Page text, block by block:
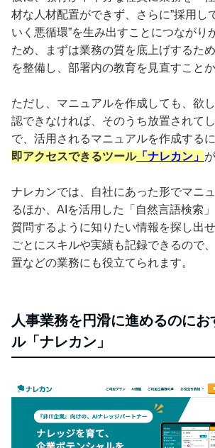
材な人材配置ができず、さらに”採用し
いく悪循環”を生み出すことにつながり
ため、まずは業務の質を底上げするた
を整備し、部署内の教育を見直すこと
ただし、マニュアルを作成しても、欲
認できなければ、そのうち放置されて
で、活用されるマニュアルを作成するに
即アクセスできるツール「ナレカン」
ナレカンでは、自社にあった形でマニ
るほか、AIを活用した「自然言語検索
質問するように知りたい情報を探し出
ごとにスキルや実績も記録できるので
置などの業務にも役立てられます。
人事業務を円滑に進めるのにお
ル「ナレカン」